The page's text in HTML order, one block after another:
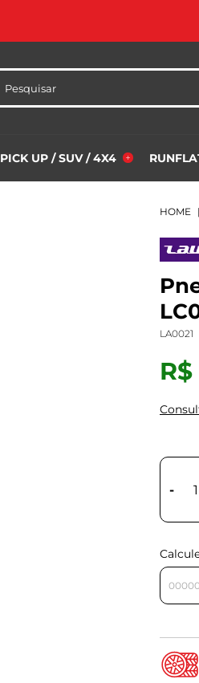
PICK UP / SUV / 4X4
HOME
LA0021
-